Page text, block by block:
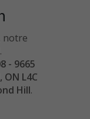
notre
- 9665
L4C
Hill.